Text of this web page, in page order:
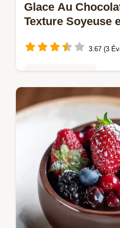
Glace Au
Texture Soyeuse
3.67 (3
Découvrez la recette
onctueuse avec une
d'œufs. Inclut un guide
étape par étape.